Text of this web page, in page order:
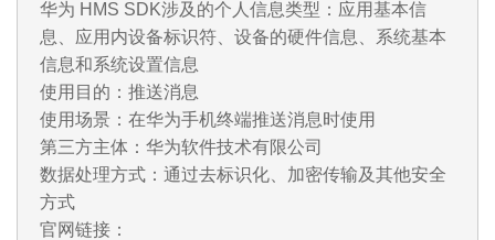
华为 HMS SDK涉及的个人信息类型：应用基本信
息、应用内设备标识符、设备的硬件信息、系统基本
信息和系统设置信息
使用目的：推送消息
使用场景：在华为手机终端推送消息时使用
第三方主体：华为软件技术有限公司
数据处理方式：通过去标识化、加密传输及其他安全
方式
官网链接：